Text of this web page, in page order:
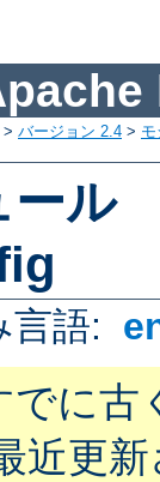
> バージョン 2.4 >
ール
言語:
でに古
近更